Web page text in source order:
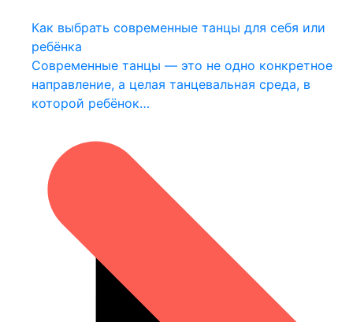
Как выбрать современные танцы для себя или
ребёнка
Современные танцы — это не одно конкретное
направление, а целая танцевальная среда, в
которой ребёнок…